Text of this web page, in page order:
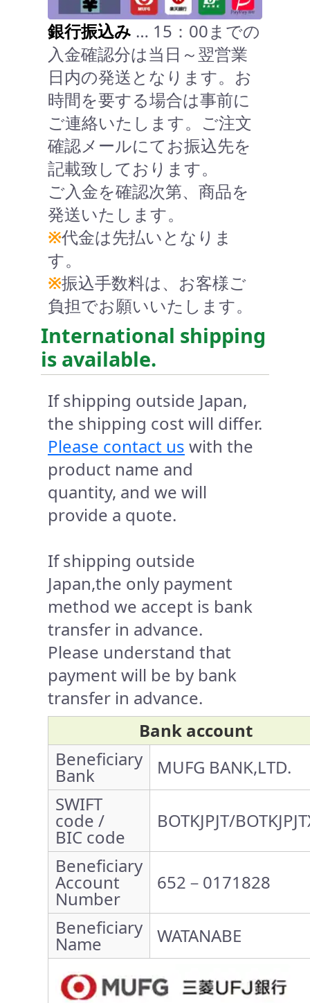
銀行振込み … 15：00までの
入金確認分は当日～翌営業
日内の発送となります。お
時間を要する場合は事前に
ご連絡いたします。ご注文
確認メールにてお振込先を
記載致しております。
ご入金を確認次第、商品を
発送いたします。
※代金は先払いとなりま
す。
※振込手数料は、お客様ご
負担でお願いいたします。
International shipping
is available.
If shipping outside Japan,
the shipping cost will differ.
Please contact us with the
product name and
quantity, and we will
provide a quote.
If shipping outside
Japan,the only payment
method we accept is bank
transfer in advance.
Please understand that
payment will be by bank
transfer in advance.
Bank account
Beneficiary
Bank
MUFG BANK,LTD.
SWIFT
code /
BIC code
BOTKJPJT/
Beneficiary
Account
Number
652－0171828
Beneficiary
Name WATANABE